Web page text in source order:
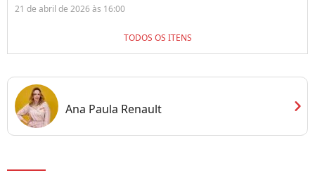
21 de abril de 2026 às 16:00
TODOS OS ITENS
Ana Paula Renault chevron_right